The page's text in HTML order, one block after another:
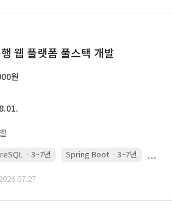
웹 플랫폼 풀스택 개발
원
· 3~7년 Spring Boot · 3~7년